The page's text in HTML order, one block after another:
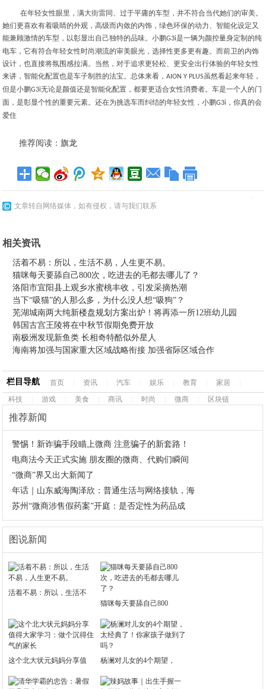
在年轻女性眼里，满大街雷同、过于平庸的车型，并不符合当代她们的审美。
她们更喜欢有着吸睛的外观，高级而内敛的内饰，绿色环保的动力、智能化设定又
能兼顾激情的车型，以彰显出自己独特的品味。小鹏G3i是一辆为颜控量身定制的纯
电车，它有符合年轻女性时尚潮流的审美眼光，选择性更多更有趣。而前卫的内饰
设计，也直接将氛围感拉满。当然，对于追求更轻松、更安全出行体验的年轻女性
来讲，智能化配置也是车子制胜的法宝。总体来看，AION Y PLUS虽然看起来年轻，
但是小鹏G3i无论是颜值还是智能化配置，都要更适合女性消费者。车是一个人的门
面，是彰显个性的重要元素。还在为挑选车而纠结的年轻女性，小鹏G3i ，你真的会
爱住
推荐阅读：旗龙
文章转自网络媒体，如有侵权，请与我们联系
相关资讯
活着不易：所以，生活不易，人生更不易。
猫咪每天要舔自己800次，吃进去的毛都去哪儿了？
洛阳市宜阳县上观乡水蜜桃丰收，引发采摘热潮
当下“吸猫”的人那么多，为什么没人想“吸狗”？
芜湖城南两大纯新楼盘规划方案出炉！将再添一所12班幼儿园
韩国古宫王陵将在中秋节假期免费开放
南极洲发现新鱼类 长相奇特酷似外星人
海南将加强与国家重大区域战略衔接 加强省际区域合作
栏目导航 首页 资讯 汽车 娱乐 教育 家居
科技
游戏 美食 商讯 时尚 微商 区块链
推荐新闻
·警惕！新诈骗手段瞄上微商 注意骗子的新套路！
· 电商法今天正式实施 朋友圈的微商、代购们瞬间
·“微商”界又出大新闻了
·年话｜山东威海陶泽欣：普通生活与网络接轨，海
·苏州“微商涉售假药案”开庭：是否定性为药品成
图说新闻
活着不易：所以，生活不
猫咪每天要舔自己800
这个北大状元妈妈分享值 杨澜对儿女的4个期望，